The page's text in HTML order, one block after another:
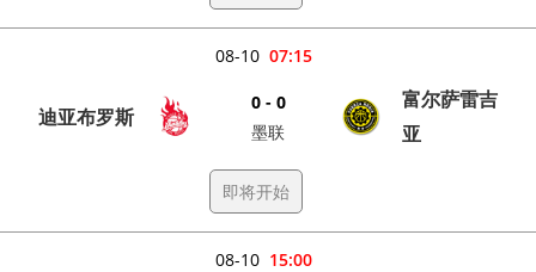
07:15
08-10
迪亚布罗斯
0 - 0
墨联
富尔萨雷吉
亚
即将开始
15:00
08-10